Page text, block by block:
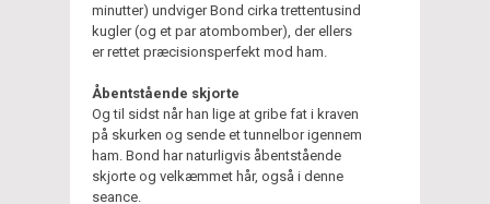
minutter) undviger Bond cirka trettentusind
kugler (og et par atombomber), der ellers
er rettet præcisionsperfekt mod ham.
Åbentstående skjorte
Og til sidst når han lige at gribe fat i kraven
på skurken og sende et tunnelbor igennem
ham. Bond har naturligvis åbentstående
skjorte og velkæmmet hår, også i denne
seance.